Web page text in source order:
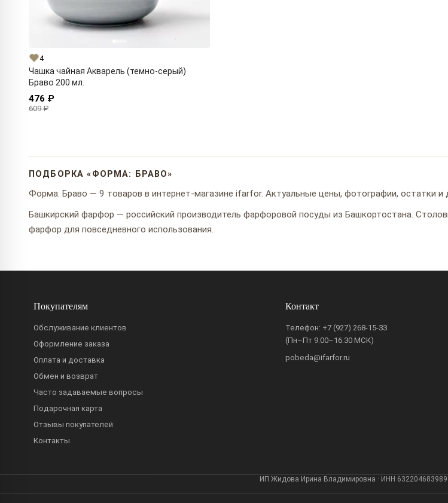
4
Чашка чайная Акварель (темно-серый)
Браво 200 мл.
476 ₽
609 ₽
ПОДБОРКА «ФОРМА: БРАВО»
Форма: Браво — 9 товаров в интернет-магазине ifarfor. Актуальные цены, фотографии, остатки и
Башкирский фарфор — российский производитель фарфоровой посуды из Башкортостана.
фарфор для повседневного использования.
Покупателям
Обслуживание клиентов
Оформление заказа
Оплата и доставка
Обмен и возврат
Часто задаваемые вопросы
Подарочная карта
Отзывы покупателей
Контакты
Контакт
Телефон: +7 (927) 268-15-33
(Пн–Пт 9:00–16:30 МСК)
pobeda@ifarfor.ru
ИП Жидова Ирина Владимировна · ИНН 632204683989